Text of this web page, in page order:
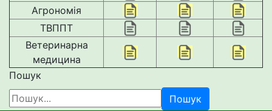
Агрономія
ТВППТ
Ветеринарна
медицина
Пошук
Пошук